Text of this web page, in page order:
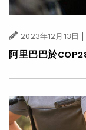
2023年12月13日 |
阿里巴巴於